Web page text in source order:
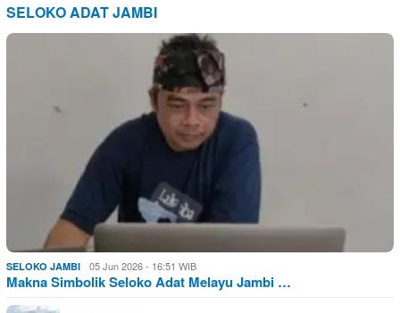
SELOKO ADAT JAMBI
SELOKO JAMBI 05 Jun 2026 - 16:51 WIB
Makna Simbolik Seloko Adat Melayu Jambi …